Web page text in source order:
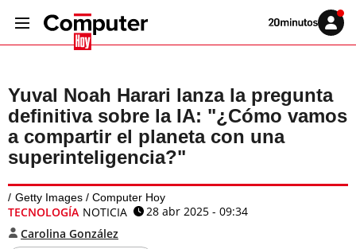
Volver
Iniciar
sesión
Yuval Noah Harari lanza la pregunta
definitiva sobre la IA: "¿Cómo vamos
a compartir el planeta con una
superinteligencia?"
Getty Images / Computer Hoy
TECNOLOGÍA NOTICIA
28 abr 2025 - 09:34
Carolina González